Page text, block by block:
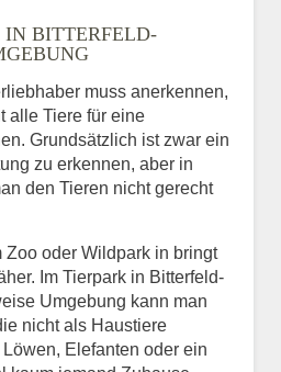
IN BITTERFELD-
muss anerkennen,
alle Tiere für eine
Grundsätzlich ist zwar ein
zu erkennen, aber in
den Tieren nicht gerecht
Zoo oder Wildpark in bringt
Im Tierpark in Bitterfeld-
Umgebung kann man
nicht als Haustiere
Elefanten oder ein